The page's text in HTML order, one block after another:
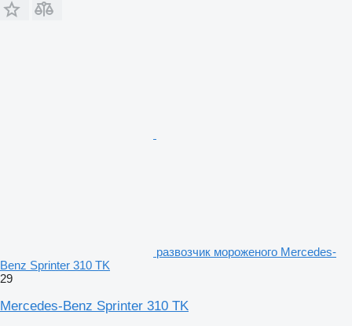
развозчик мороженого Mercedes-
Benz Sprinter 310 TK
29
Mercedes-Benz Sprinter 310 TK